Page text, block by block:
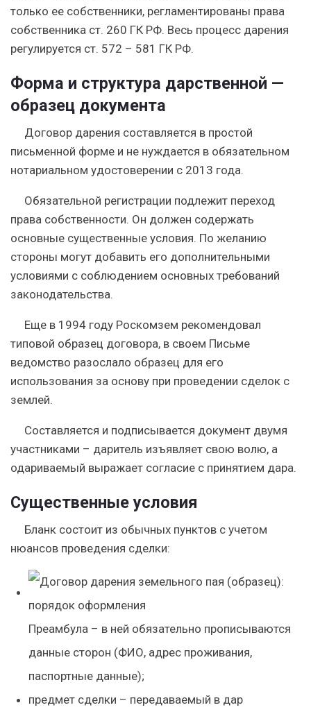
только ее собственники, регламентированы права
собственника ст. 260 ГК РФ. Весь процесс дарения
регулируется ст. 572 – 581 ГК РФ.
Форма и структура дарственной —
образец документа
Договор дарения составляется в простой
письменной форме и не нуждается в обязательном
нотариальном удостоверении с 2013 года.
Обязательной регистрации подлежит переход
права собственности. Он должен содержать
основные существенные условия. По желанию
стороны могут добавить его дополнительными
условиями с соблюдением основных требований
законодательства.
Еще в 1994 году Роскомзем рекомендовал
типовой образец договора, в своем Письме
ведомство разослало образец для его
использования за основу при проведении сделок с
землей.
Составляется и подписывается документ двумя
участниками – даритель изъявляет свою волю, а
одариваемый выражает согласие с принятием дара.
Существенные условия
Бланк состоит из обычных пунктов с учетом
нюансов проведения сделки:
Преамбула – в ней обязательно прописываются
данные сторон (ФИО, адрес проживания,
паспортные данные);
предмет сделки – передаваемый в дар